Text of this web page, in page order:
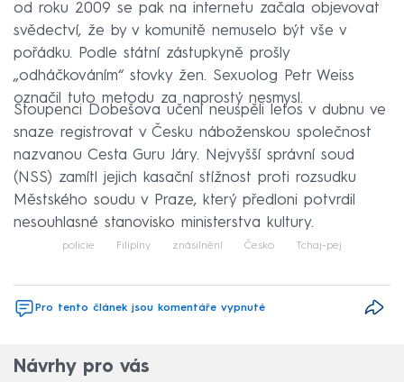
od roku 2009 se pak na internetu začala objevovat
svědectví, že by v komunitě nemuselo být vše v
pořádku. Podle státní zástupkyně prošly
„odháčkováním“ stovky žen. Sexuolog Petr Weiss
označil tuto metodu za naprostý nesmysl.
Stoupenci Dobešova učení neuspěli letos v dubnu ve
snaze registrovat v Česku náboženskou společnost
nazvanou Cesta Guru Járy. Nejvyšší správní soud
(NSS) zamítl jejich kasační stížnost proti rozsudku
Městského soudu v Praze, který předloni potvrdil
nesouhlasné stanovisko ministerstva kultury.
policie Filipíny znásilnění Česko Tchaj-pej
Pro tento článek jsou komentáře vypnuté
Návrhy pro vás